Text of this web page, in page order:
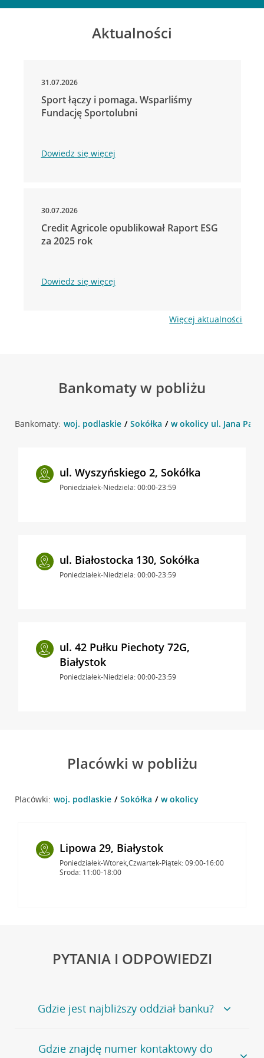
Aktualności
31.07.2026
Sport łączy i pomaga. Wsparliśmy
Fundację Sportolubni
Dowiedz się więcej
30.07.2026
Credit Agricole opublikował Raport ESG
za 2025 rok
Dowiedz się więcej
Więcej aktualności
Bankomaty w pobliżu
Bankomaty: woj. podlaskie Sokółka w okolicy ul. Jana
ul. Wyszyńskiego 2, Sokółka
Poniedziałek-Niedziela: 00:00-23:59
ul. Białostocka 130, Sokółka
Poniedziałek-Niedziela: 00:00-23:59
ul. 42 Pułku Piechoty 72G,
Białystok
Poniedziałek-Niedziela: 00:00-23:59
Placówki w pobliżu
Placówki: woj. podlaskie Sokółka w okolicy
Lipowa 29, Białystok
Poniedziałek-Wtorek,Czwartek-Piątek: 09:00-16:00
Środa: 11:00-18:00
PYTANIA I ODPOWIEDZI
Gdzie jest najbliższy oddział banku?
Jeśli szukasz oddziału naszego banku, zapraszamy na
stronęPlacówki i bankomaty, na której znajduje się
Gdzie znajdę numer kontaktowy do